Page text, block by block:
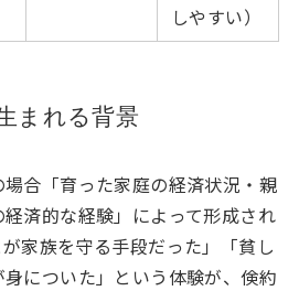
しやすい）
まれる背景
合「育った家庭の経済状況・親
済的な経験」によって形成され
家族を守る手段だった」「貧し
についた」という体験が、倹約